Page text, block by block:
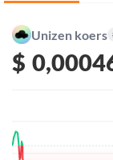
Unizen koers
$